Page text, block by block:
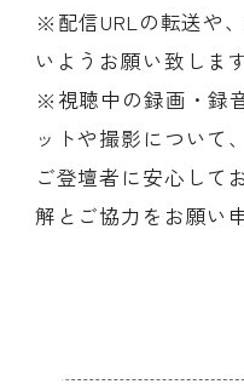
※配信URLの転送や
いようお願い致します
※視聴中の録画・録
ットや撮影について
ご登壇者に安心して
解とご協力をお願い